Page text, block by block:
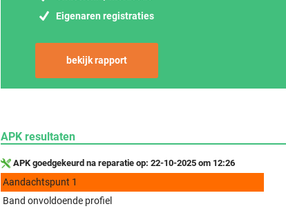
Eigenaren registraties
bekijk rapport
APK resultaten
APK goedgekeurd na reparatie op: 22-10-2025 om 12:26
Aandachtspunt 1
Band onvoldoende profiel